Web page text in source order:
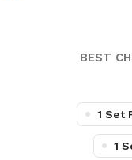
BEST
1 Set
1